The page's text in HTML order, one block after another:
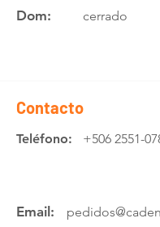
Dom: cerrado
Contacto
Teléfono: +506 2551-
Email: